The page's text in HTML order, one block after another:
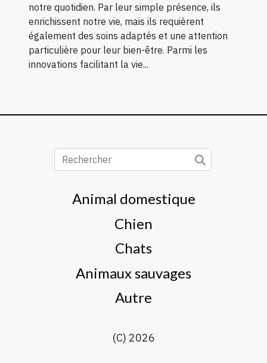
notre quotidien. Par leur simple présence, ils
enrichissent notre vie, mais ils requièrent
également des soins adaptés et une attention
particulière pour leur bien-être. Parmi les
innovations facilitant la vie...
Animal domestique
Chien
Chats
Animaux sauvages
Autre
(C) 2026